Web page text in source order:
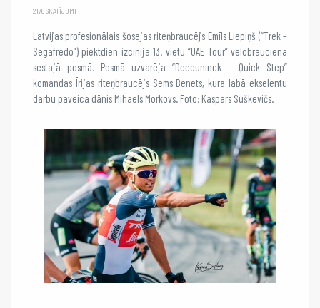
2178 SKATĪJUMI
Latvijas profesionālais šosejas riteņbraucējs Emīls Liepiņš (“Trek –
Segafredo”) piektdien izcīnīja 13. vietu “UAE Tour” velobrauciena
sestajā posmā. Posmā uzvarēja “Deceuninck – Quick Step”
komandas Īrijas riteņbraucējs Sems Benets, kura labā ekselentu
darbu paveica dānis Mihaels Morkovs. Foto: Kaspars Suškevičs.